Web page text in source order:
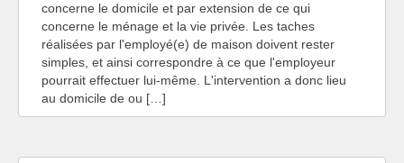
concerne le domicile et par extension de ce qui
concerne le ménage et la vie privée. Les taches
réalisées par l'employé(e) de maison doivent rester
simples, et ainsi correspondre à ce que l'employeur
pourrait effectuer lui-même. L'intervention a donc lieu
au domicile de ou […]